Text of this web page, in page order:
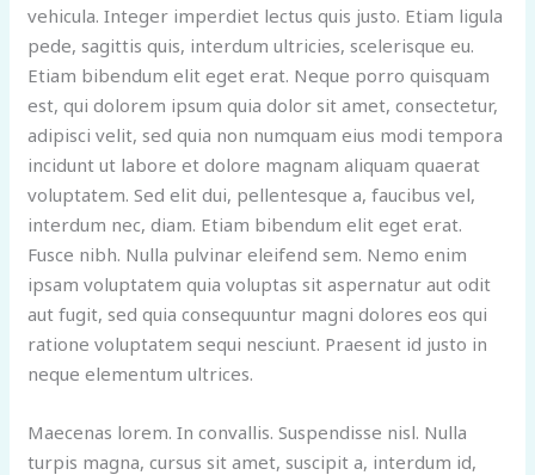
vehicula. Integer imperdiet lectus quis justo. Etiam ligula
pede, sagittis quis, interdum ultricies, scelerisque eu.
Etiam bibendum elit eget erat. Neque porro quisquam
est, qui dolorem ipsum quia dolor sit amet, consectetur,
adipisci velit, sed quia non numquam eius modi tempora
incidunt ut labore et dolore magnam aliquam quaerat
voluptatem. Sed elit dui, pellentesque a, faucibus vel,
interdum nec, diam. Etiam bibendum elit eget erat.
Fusce nibh. Nulla pulvinar eleifend sem. Nemo enim
ipsam voluptatem quia voluptas sit aspernatur aut odit
aut fugit, sed quia consequuntur magni dolores eos qui
ratione voluptatem sequi nesciunt. Praesent id justo in
neque elementum ultrices.
Maecenas lorem. In convallis. Suspendisse nisl. Nulla
turpis magna, cursus sit amet, suscipit a, interdum id,